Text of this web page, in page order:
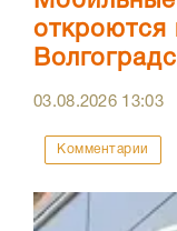
откроются
03.08.2026 13:03
Комментарии